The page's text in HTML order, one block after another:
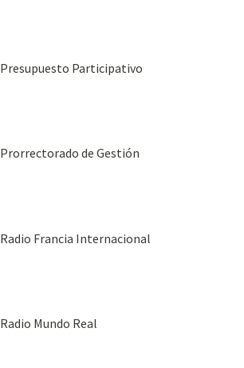
Presupuesto Participativo
Prorrectorado de Gestión
Radio Francia Internacional
Radio Mundo Real